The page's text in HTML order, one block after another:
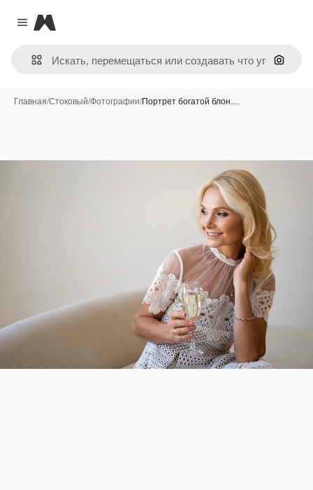
Close menu
Magnific
Поиск
Главная/Стоковый/Фотографии/Портрет богатой блон…